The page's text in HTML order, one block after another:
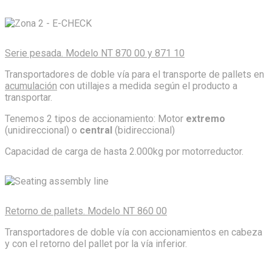
Serie pesada. Modelo NT 870 00 y 871 10
Transportadores de doble vía para el transporte de pallets en
acumulación con utillajes a medida según el producto a
transportar.
Tenemos 2 tipos de accionamiento: Motor extremo
(unidireccional) o central (bidireccional)
Capacidad de carga de hasta 2.000kg por motorreductor.
Retorno de pallets. Modelo NT 860 00
Transportadores de doble vía con accionamientos en cabeza
y con el retorno del pallet por la vía inferior.